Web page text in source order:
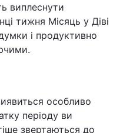
виплеснути
тижня Місяць у Діві
і продуктивно
особливо
періоду ви
звертаються до